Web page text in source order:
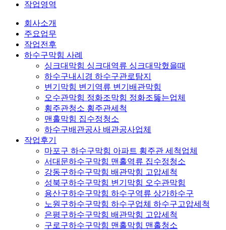
작업영역
회사소개
주요업무
작업전후
하수구막힘 사례
싱크대막힘 싱크대역류 싱크대막혔을때
하수구내시경 하수구관로탐지
변기막힘 변기역류 변기배관막힘
오수관막힘 정화조막힘 정화조뚫는업체
횡주관청소 횡주관세척
맨홀막힘 집수정청소
하수구배관공사 배관공사업체
작업후기
마포구 하수구막힘 아파트 횡주관 세척업체
서대문하수구막힘 맨홀역류 집수정청소
강동구하수구막힘 배관막힘 고압세척
성북구하수구막힘 변기막힘 오수관막힘
용산구하수구막힘 하수구역류 상가하수구
노원구하수구막힘 하수구업체 하수구고압세척
은평구하수구막힘 배관막힘 고압세척
구로구하수구막힘 맨홀막힘 맨홀청소